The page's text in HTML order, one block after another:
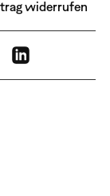
widerrufen